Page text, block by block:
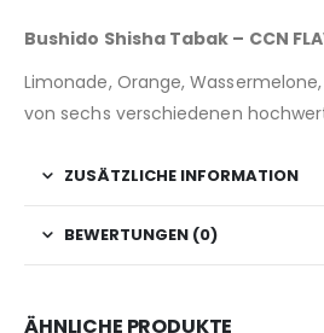
Bushido Shisha Tabak – CCN
Limonade, Orange,
von sechs verschiedenen
ZUSÄTZLICHE INFORMATION
BEWERTUNGEN (0)
ÄHNLICHE PRODUKTE